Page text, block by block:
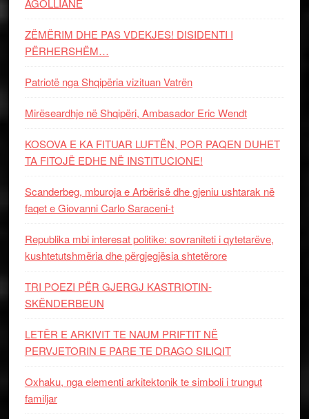
AGOLLIANE
ZËMËRIM DHE PAS VDEKJES! DISIDENTI I
PËRHERSHËM…
Patriotë nga Shqipëria vizituan Vatrën
Mirëseardhje në Shqipëri, Ambasador Eric Wendt
KOSOVA E KA FITUAR LUFTËN, POR PAQEN DUHET
TA FITOJË EDHE NË INSTITUCIONE!
Scanderbeg, mburoja e Arbërisë dhe gjeniu ushtarak në
faqet e Giovanni Carlo Saraceni-t
Republika mbi interesat politike: sovraniteti i qytetarëve,
kushtetutshmëria dhe përgjegjësia shtetërore
TRI POEZI PËR GJERGJ KASTRIOTIN-
SKËNDERBEUN
LETËR E ARKIVIT TE NAUM PRIFTIT NË
PERVJETORIN E PARE TE DRAGO SILIQIT
Oxhaku, nga elementi arkitektonik te simboli i trungut
familjar